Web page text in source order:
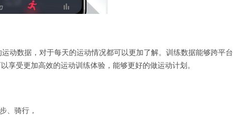
动数据，对于每天的运动情况都可以更加了解。训练数据能够跨平台
享受更加高效的运动训练体验，能够更好的做运动计划。
、骑行，